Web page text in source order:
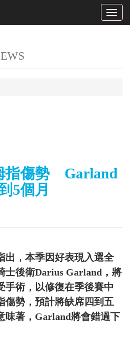
Toggle
指傷勢 Garland
5個月
出，本季因好表現入選全
士後衛Darius Garland，將
手術，以修復在季後賽中
傷勢，預計將缺席四到五
味著，Garland將會錯過下